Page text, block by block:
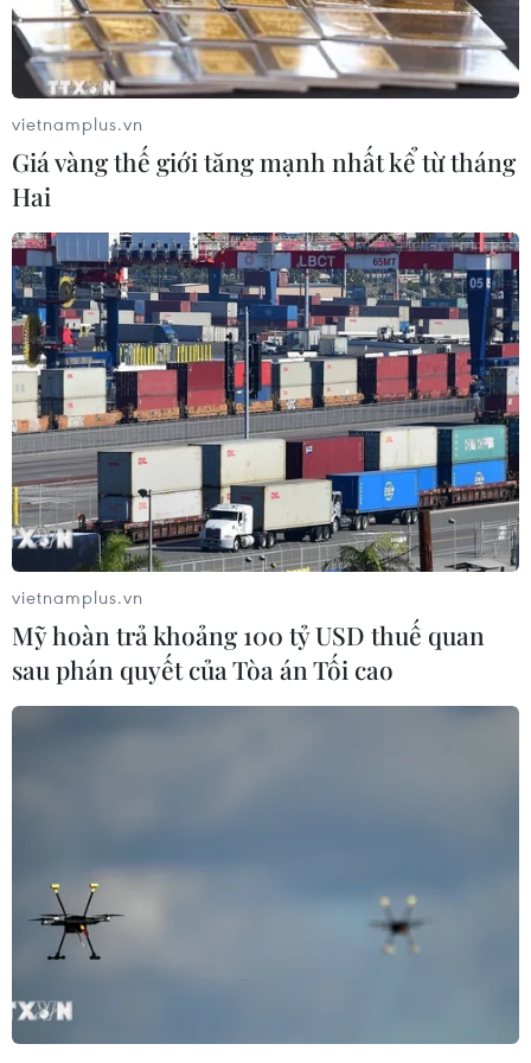
Bình Dương.
Lãnh đạo các nước G7 chụp ảnh chung tại hội nghị thượng đỉnh
ở Hiroshima, Nhật Bản, ngày 20/5/2023. (Ảnh: Kyodo/TTXVN)
Ngày 20/5, các nhà lãnh đạo Nhóm các nước
công nghiệp phát triển (G7) đã ra tuyên bố
chung tại hội nghị thượng đỉnh ở Hiroshima
(Nhật Bản), trong đó để ngỏ cánh cửa hợp tác
với Trung Quốc và tránh leo thang căng thẳng
giữa nền kinh tế lớn thứ hai thế giới với nhóm
các cường quốc phương Tây và Nhật Bản.
Trong tuyên bố chung, các nhà lãnh đạo G7
nhấn mạnh mong muốn “quan hệ ổn định và
mang tính xây dựng” với Bắc Kinh, đồng thời
cận chính sách của chúng tôi không nhằm gây
hại cho Trung Quốc, cũng không tìm cách cản
trở tiến bộ và phát triển kinh tế của Trung
Tuyên bố cũng khẳng định quyết tâm của các
nước G7 trong việc giảm sự phụ thuộc vào
vietnamplus.vn
Giá vàng thế giới tăng mạnh nhất kể từ tháng
Hai
vietnamplus.vn
Mỹ hoàn trả khoảng 100 tỷ USD thuế quan
sau phán quyết của Tòa án Tối cao